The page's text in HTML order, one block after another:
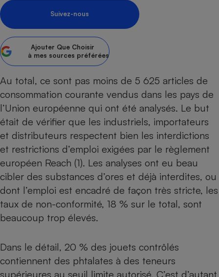
Suivez-nous
Ajouter Que Choisir
à mes sources préférées
Au total, ce sont pas moins de 5 625 articles de
consommation courante vendus dans les pays de
l’Union européenne qui ont été analysés. Le but
était de vérifier que les industriels, importateurs
et distributeurs respectent bien les interdictions
et restrictions d’emploi exigées par le règlement
européen Reach (1). Les analyses ont eu beau
cibler des substances d’ores et déjà interdites, ou
dont l’emploi est encadré de façon très stricte, les
taux de non-conformité, 18 % sur le total, sont
beaucoup trop élevés.
Dans le détail, 20 % des jouets contrôlés
contiennent des phtalates à des teneurs
supérieures au seuil limite autorisé. C’est d’autant
bouteille
Banque
Petit électroménager -
Plaque de cuisson à
induction
Téléviseur
Matelas
Radiateur électrique
Antimoustique